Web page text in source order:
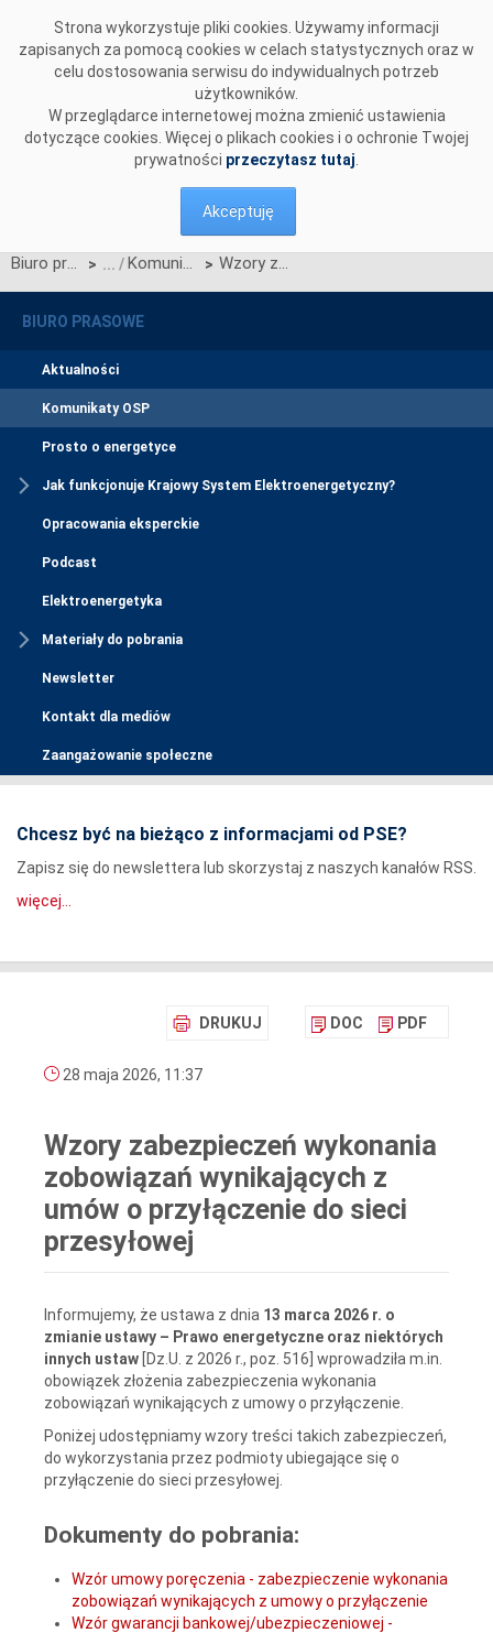
Strona wykorzystuje pliki cookies. Używamy informacji
zapisanych za pomocą cookies w celach statystycznych oraz w
celu dostosowania serwisu do indywidualnych potrzeb
użytkowników.
W przeglądarce internetowej można zmienić ustawienia
dotyczące cookies. Więcej o plikach cookies i o ochronie Twojej
prywatności przeczytasz tutaj
Akceptuję
Biuro prasowe > Komunikaty OSP > Wzory zabezpieczeń wykonania zobowiązań wynikających z umów o przyłączenie do sieci przesyłowej
BIURO PRASOWE
Aktualności
Komunikaty OSP
Prosto o energetyce
Jak funkcjonuje Krajowy System Elektroenergetyczny?
Opracowania eksperckie
Podcast
Elektroenergetyka
Materiały do pobrania
Newsletter
Kontakt dla mediów
Zaangażowanie społeczne
Chcesz być na bieżąco z informacjami od PSE?
Zapisz się do newslettera lub skorzystaj z naszych kanałów RSS.
więcej...
DRUKUJ DOC PDF
28 maja 2026, 11:37
Wzory zabezpieczeń wykonania
zobowiązań wynikających z
umów o przyłączenie do sieci
przesyłowej
Informujemy, że ustawa z dnia 13 marca 2026 r. o
zmianie ustawy – Prawo energetyczne oraz niektórych
innych ustaw [Dz.U. z 2026 r., poz. 516] wprowadziła m.in.
obowiązek złożenia zabezpieczenia wykonania
zobowiązań wynikających z umowy o przyłączenie.
Poniżej udostępniamy wzory treści takich zabezpieczeń,
do wykorzystania przez podmioty ubiegające się o
przyłączenie do sieci przesyłowej.
Dokumenty do pobrania:
Wzór umowy poręczenia - zabezpieczenie wykonania
zobowiązań wynikających z umowy o przyłączenie
Wzór gwarancji bankowej/ubezpieczeniowej -